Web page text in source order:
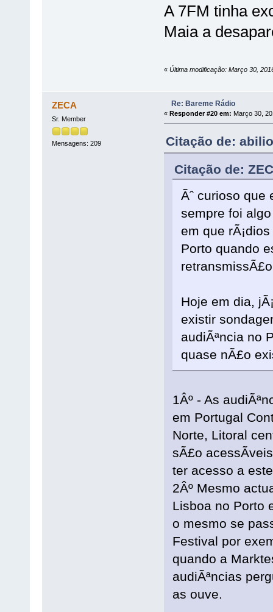
A 7FM tinha
Maia a
« Última modificação: Março 30,
ZECA
Sr. Member
Mensagens: 209
Re: Bareme Rádio
« Responder #20 em: Março 30,
Citação de:
Citação de:
Ãˆ curioso que
sempre foi
em que
Porto quando
Hoje em dia,
existir
audiÃªncia no
quase nÃ£o
1Âº - As
em Portugal
Norte, Litoral
sÃ£o
ter acesso a
2Âº Mesmo
Lisboa no Porto
o mesmo se
Festival por
quando a
audiÃªncias
as ouve.